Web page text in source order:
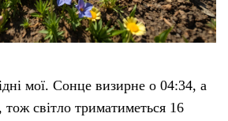
мої. Сонце визирне о 04:34, а
тож світло триматиметься 16